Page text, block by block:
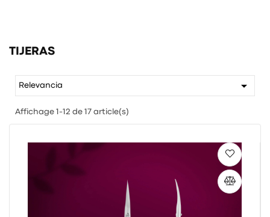
TIJERAS
Relevancia 
Affichage 1-12 de 17 article(s)